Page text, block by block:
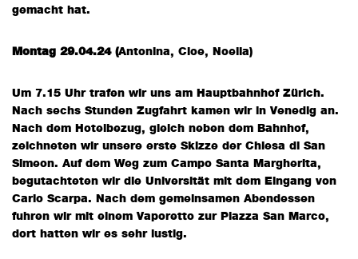
gemacht hat.
Montag 29.04.24 (Antonina, Cloe, Noelia)
Um 7.15 Uhr trafen wir uns am Hauptbahnhof Zürich.
Nach sechs Stunden Zugfahrt kamen wir in Venedig an.
Nach dem Hotelbezug, gleich neben dem Bahnhof,
zeichneten wir unsere erste Skizze der Chiesa di San
Simeon. Auf dem Weg zum Campo Santa Margherita,
begutachteten wir die Universität mit dem Eingang von
Carlo Scarpa. Nach dem gemeinsamen Abendessen
fuhren wir mit einem Vaporetto zur Piazza San Marco,
dort hatten wir es sehr lustig.